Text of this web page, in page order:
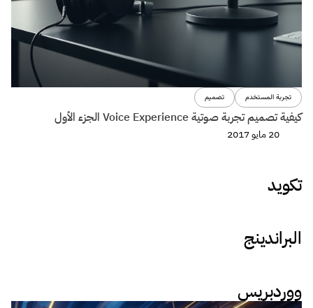
تجربة المستخدم تصميم
كيفية تصميم تجربة صوتية Voice Experience الجزء الأول
20 مايو 2017
تكويد
البراندينج
ووردبريس